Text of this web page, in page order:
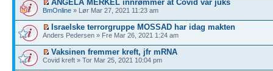
ANGELA MERKEL innrømmer at Covid var juks
BmOnline » Lør Mar 27, 2021 11:23 am
Israelske terrorgruppe MOSSAD har idag makten
Anders Pedersen » Fre Mar 26, 2021 1:24 am
Vaksinen fremmer kreft, jfr mRNA
Covid kreft » Tor Mar 25, 2021 10:04 pm